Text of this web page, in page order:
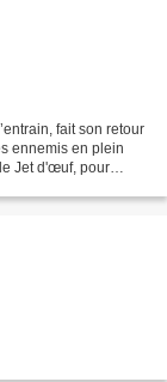
fait son retour
ennemis en plein
Jet d'œuf, pour